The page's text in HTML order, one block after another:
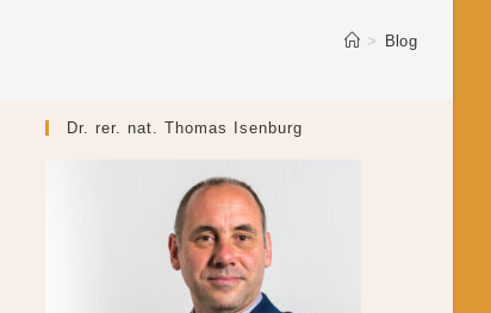
> Blog
Dr. rer. nat. Thomas Isenburg